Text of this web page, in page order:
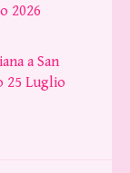
2026
a San
25 Luglio